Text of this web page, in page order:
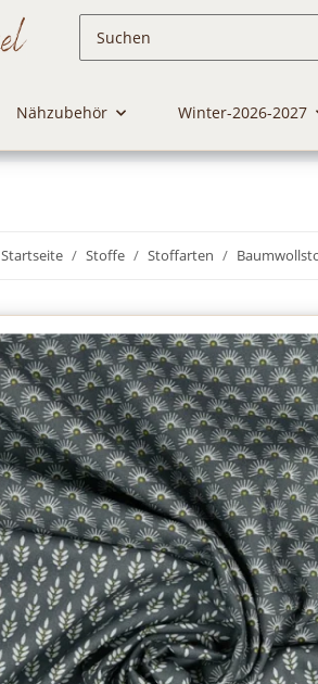
Nähzubehör Winter-2026-2027
Startseite Stoffe Stoffarten